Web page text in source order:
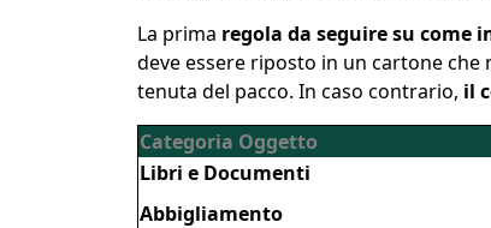
La prima regola da seguire su come
deve essere riposto in un cartone
tenuta del pacco. In caso contrario, il
Categoria Oggetto
Libri e Documenti
Abbigliamento